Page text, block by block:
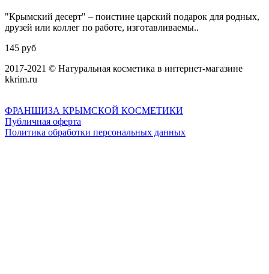
"Крымский десерт" – поистине царский подарок для родных,
друзей или коллег по работе, изготавливаемы..
145 руб
2017-2021 © Натуральная косметика в интернет-магазине
kkrim.ru
ФРАНШИЗА КРЫМСКОЙ КОСМЕТИКИ
Публичная оферта
Политика обработки персональных данных